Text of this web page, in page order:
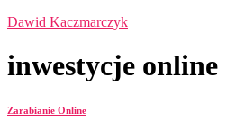
Dawid Kaczmarczyk
inwestycje online
Zarabianie Online